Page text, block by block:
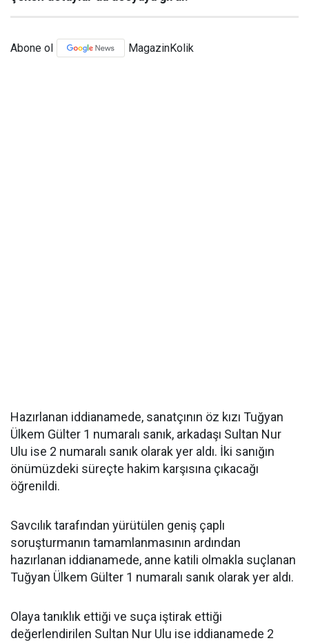
Abone ol MagazinKolik
Hazırlanan iddianamede, sanatçının öz kızı Tuğyan
Ülkem Gülter 1 numaralı sanık, arkadaşı Sultan Nur
Ulu ise 2 numaralı sanık olarak yer aldı. İki sanığın
önümüzdeki süreçte hakim karşısına çıkacağı
öğrenildi.
Savcılık tarafından yürütülen geniş çaplı
soruşturmanın tamamlanmasının ardından
hazırlanan iddianamede, anne katili olmakla suçlanan
Tuğyan Ülkem Gülter 1 numaralı sanık olarak yer aldı.
Olaya tanıklık ettiği ve suça iştirak ettiği
değerlendirilen Sultan Nur Ulu ise iddianamede 2